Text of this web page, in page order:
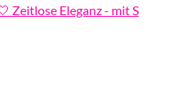
Zeitlose Eleganz - mit S